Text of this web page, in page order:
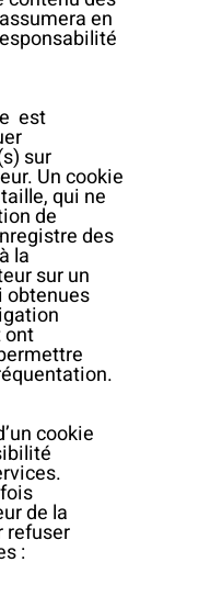
en
est
sur
Un cookie
qui ne
de
des
la
sur un
obtenues
ont
cookie
de la
refuser
: